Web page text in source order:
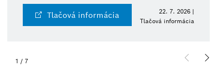
Tlačová informácia
22. 7. 2026 |
Tlačová informácia
1 / 7